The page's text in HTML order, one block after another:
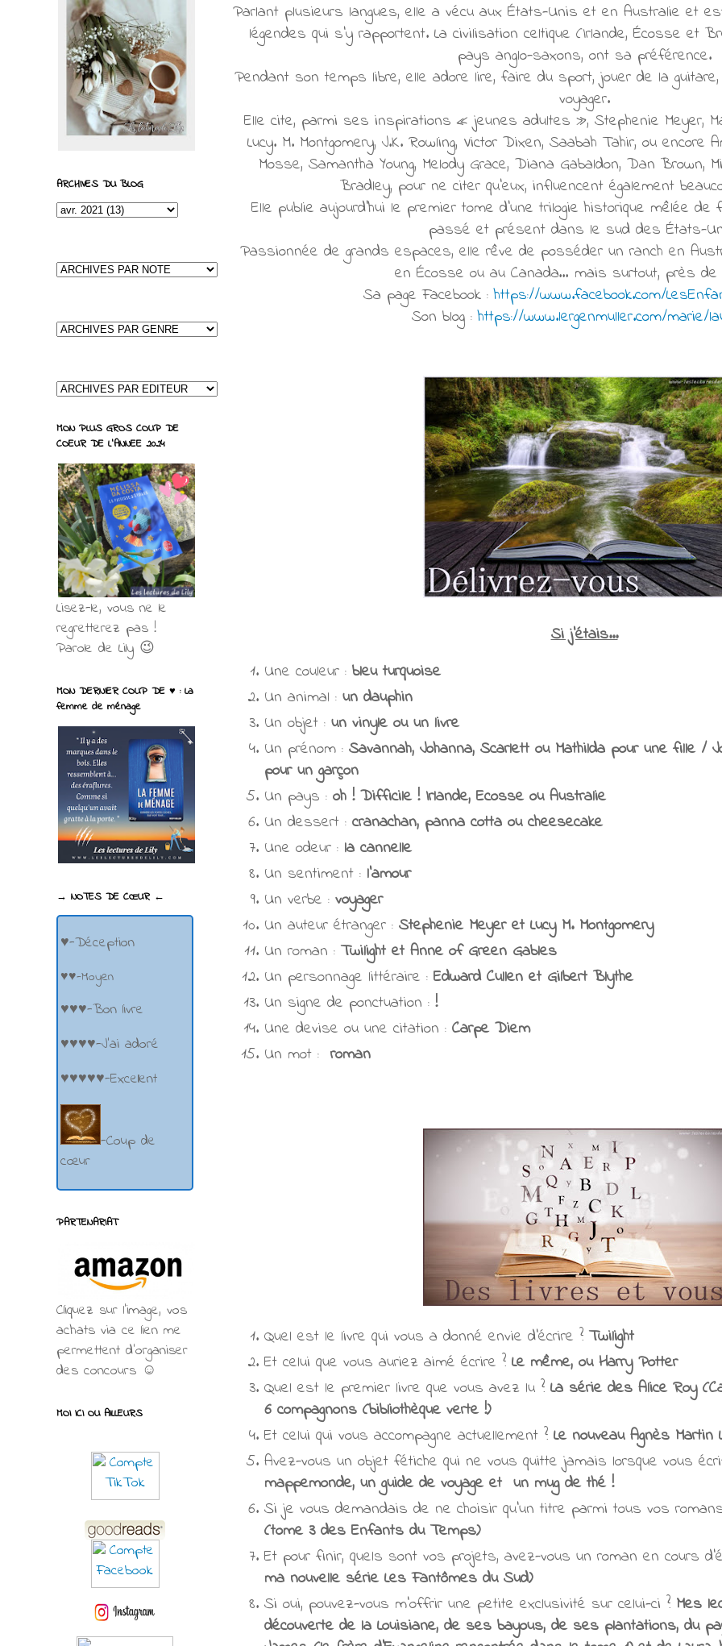
Parlant plusieurs langues, elle a vécu aux États-Unis et en Australie et
légendes qui s’y rapportent. La civilisation celtique (Irlande, Écosse et
pays anglo-saxons, ont sa préférence.
Pendant son temps libre, elle adore lire, faire du sport, jouer de la
voyager.
Elle cite, parmi ses inspirations « jeunes adultes », Stephenie Meyer,
Lucy. M. Montgomery, J.K. Rowling, Victor Dixen, Saabah Tahir, ou
Mosse, Samantha Young, Melody Grace, Diana Gabaldon, Dan Brown,
Bradley, pour ne citer qu’eux, influencent également
Elle publie aujourd’hui le premier tome d’une trilogie historique mêlée
passé et présent dans le sud des États-
Passionnée de grands espaces, elle rêve de posséder un ranch en
en Écosse ou au Canada… mais surtout, près de
Sa page Facebook :https://www.facebook.com/
Son blog :https://www.lergenmuller.com/marie/
Si j'étais...
Une couleur : bleu turquoise
Un animal : un dauphin
Un objet : un vinyle ou un livre
Un prénom : Savannah, Johanna, Scarlett ou Mathilda pour une fille /
pour un garçon
Un pays : oh ! Difficile ! Irlande, Ecosse ou Australie
Un dessert : cranachan, panna cotta ou cheesecake
Une odeur : la cannelle
Un sentiment : l'amour
Un verbe : voyager
Un auteur étranger : Stephenie Meyer et Lucy M. Montgomery
Un roman : Twilight et Anne of Green Gables
Un personnage littéraire : Edward Cullen et Gilbert Blythe
Un signe de ponctuation : !
Une devise ou une citation : Carpe Diem
Un mot : roman
Quel est le livre qui vous a donné envie d'écrire ? Twilight
Et celui que vous auriez aimé écrire ? Le même, ou Harry Potter
Quel est le premier livre que vous avez lu ? La série des Alice Roy
6 compagnons (bibliothèque verte !)
Et celui qui vous accompagne actuellement ? Le nouveau Agnès Martin
Avez-vous un objet fétiche qui ne vous quitte jamais lorsque vous
mappemonde, un guide de voyage et un mug de thé !
Si je vous demandais de ne choisir qu'un titre parmi tous vos
(tome 3 des Enfants du Temps)
Et pour finir, quels sont vos projets, avez-vous un roman en cours
ma nouvelle série Les Fantômes du Sud)
Si oui, pouvez-vous m'offrir une petite exclusivité sur celui-ci ? Mes
découverte de la Louisiane, de ses bayous, de ses plantations, du
ARCHIVES DU BLOG
MON PLUS GROS COUP DE
COEUR DE L'ANNEE 2024
Lisez-le, vous ne le
regretterez pas !
Parole de Lily 😉
MON DERNIER COUP DE ♥ : La
femme de ménage
→ NOTES DE CŒUR ←
♥-Déception
♥♥-Moyen
♥♥♥-Bon livre
♥♥♥♥-J'ai adoré
♥♥♥♥♥-Excellent
-Coup de
cœur
PARTENARIAT
Cliquez sur l'image, vos
achats via ce lien me
permettent d’organiser
des concours ☺
MOI ICI OU AILLEURS